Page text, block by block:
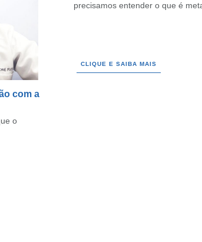
com a
o
precisamos entender o que é
CLIQUE E SAIBA MAIS